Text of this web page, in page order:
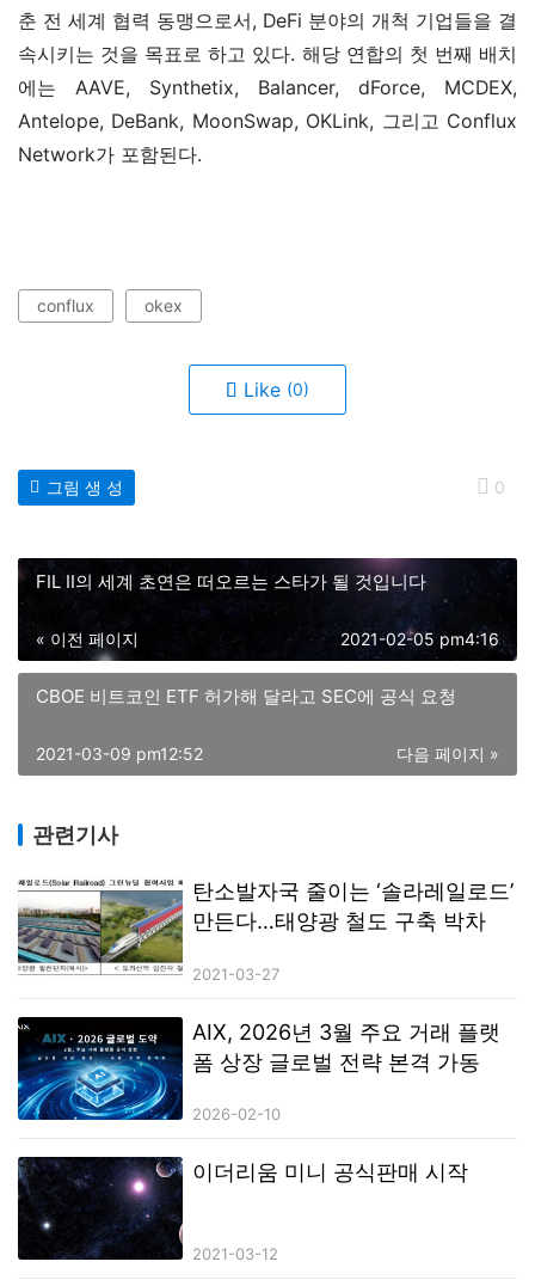
춘 전 세계 협력 동맹으로서, DeFi 분야의 개척 기업들을 결
속시키는 것을 목표로 하고 있다. 해당 연합의 첫 번째 배치
에는 AAVE, Synthetix, Balancer, dForce, MCDEX,
Antelope, DeBank, MoonSwap, OKLink, 그리고 Conflux
Network가 포함된다.
conflux okex
Like (0)
0
그림 생 성
FIL II의 세계 초연은 떠오르는 스타가 될 것입니다
« 이전 페이지 2021-02-05 pm4:16
CBOE 비트코인 ETF 허가해 달라고 SEC에 공식 요청
다음 페이지 »
2021-03-09 pm12:52
관련기사
탄소발자국 줄이는 ‘솔라레일로드’
만든다…태양광 철도 구축 박차
2021-03-27
AIX, 2026년 3월 주요 거래 플랫
폼 상장 글로벌 전략 본격 가동
2026-02-10
이더리움 미니 공식판매 시작
2021-03-12